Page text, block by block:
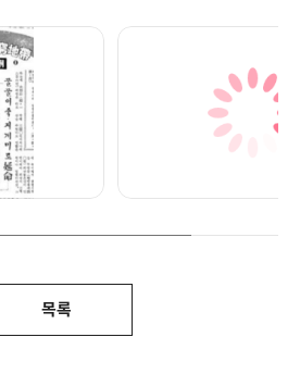
목록